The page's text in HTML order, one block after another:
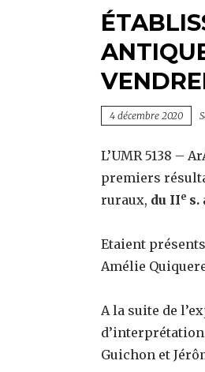
4 décembre 2020
L’UMR 5138 –
premiers
ruraux, du IIe s.
Etaient
Amélie
A la suite de
Guichon et